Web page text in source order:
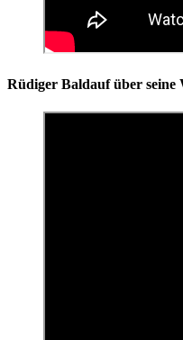
Rüdiger Baldauf über seine